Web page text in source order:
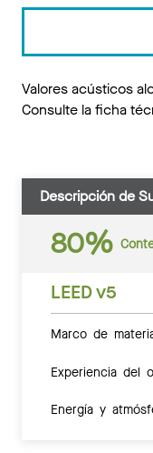
Valores acústicos
Consulte la ficha
Descripción de
80%
LEED v5
Marco de
Experiencia del
Energía y